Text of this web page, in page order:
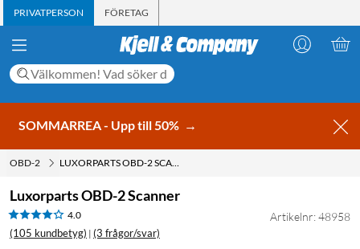
PRIVATPERSON FÖRETAG
SOMMARREA - Upp till 50% →
OBD-2 LUXORPARTS OBD-2 SCANNER
Luxorparts OBD-2 Scanner
4.0
(105 kundbetyg) | (3 frågor/svar)
Artikelnr: 48958